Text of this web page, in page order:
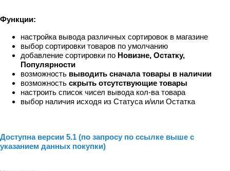
Функции:
настройка вывода различных сортировок в магазине
выбор сортировки товаров по умолчанию
добавление сортировки по Новизне, Остатку,
Популярности
возможность выводить сначала товары в наличии
возможность скрыть отсутствующие товары
настроить список чисел вывода кол-ва товара
выбор наличия исходя из Статуса и/или Остатка
Доступна версии 5.1 (по запросу по ссылке выше с
указанием данных покупки)